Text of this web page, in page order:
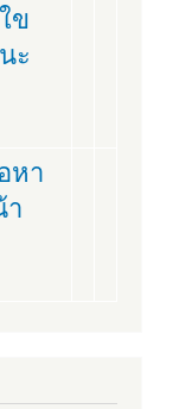
ข
ะ
หา